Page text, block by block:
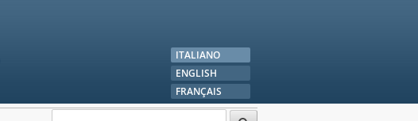
ITALIANO
ENGLISH
FRANÇAIS